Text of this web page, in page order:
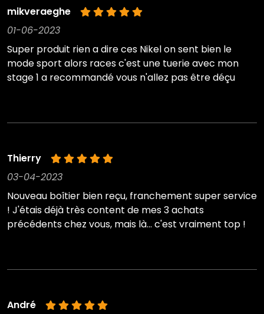
mikveraeghe
01-06-2023
Super produit rien a dire ces Nikel on sent bien le
mode sport alors races c'est une tuerie avec mon
stage 1 a recommandé vous n'allez pas être déçu
Thierry
03-04-2023
Nouveau boîtier bien reçu, franchement super service
! J'étais déjà très content de mes 3 achats
précédents chez vous, mais là... c'est vraiment top !
André